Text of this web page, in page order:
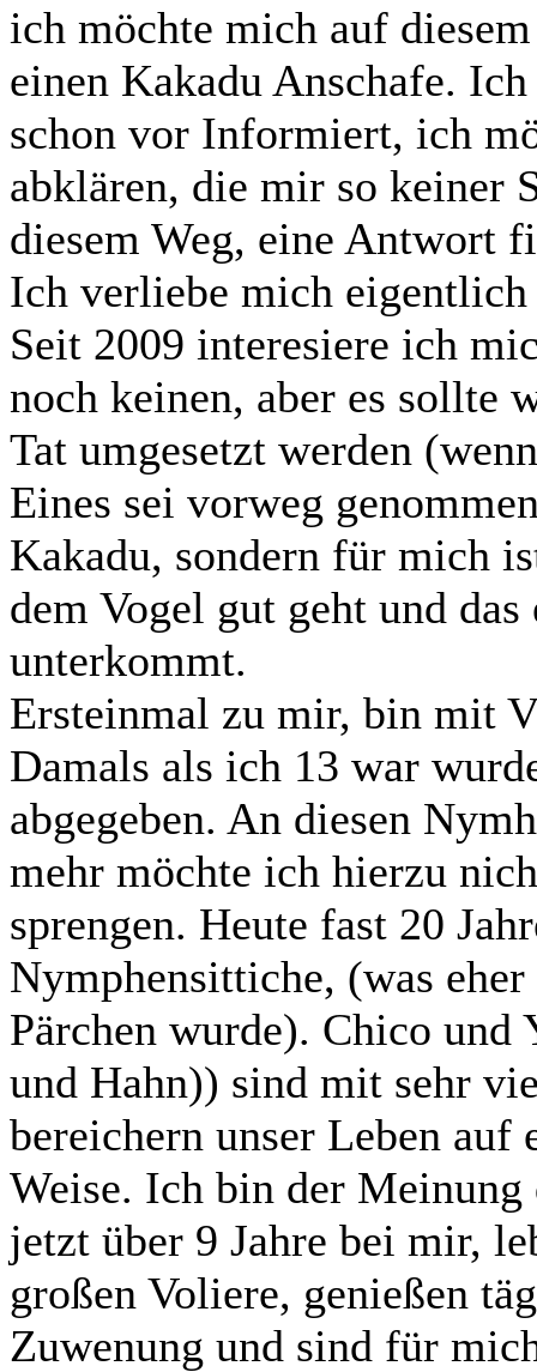
ich möchte mich auf
einen Kakadu Anschafe.
schon vor Informiert, ich
abklären, die mir so keiner
diesem Weg, eine Antwort
Ich verliebe mich
Seit 2009 interesiere ich
noch keinen, aber es sollte
Tat umgesetzt werden
Eines sei vorweg
Kakadu, sondern für mich
dem Vogel gut geht und
unterkommt.
Ersteinmal zu mir, bin mit
Damals als ich 13 war
abgegeben. An diesen
mehr möchte ich hierzu
sprengen. Heute fast 20
Nymphensittiche, (was
Pärchen wurde). Chico und
und Hahn)) sind mit sehr
bereichern unser Leben auf
Weise. Ich bin der Meinung
jetzt über 9 Jahre bei mir,
großen Voliere, genießen
Zuwenung und sind für